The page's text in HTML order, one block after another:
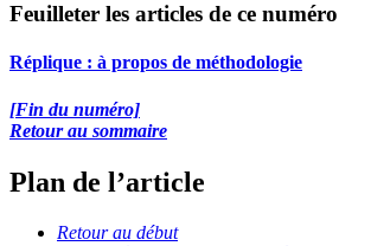
Feuilleter les articles de ce numéro
Réplique : à propos de méthodologie
[Fin du numéro]
Retour au sommaire
Plan de l’article
Retour au début